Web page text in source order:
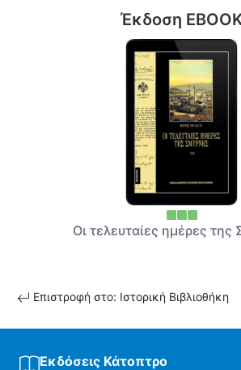
Έκδοση
Οι τελευταίες ημέρες της
Επιστροφή στο: Ιστορική Βιβλιοθήκη
Εκδόσεις Κάτοπτρο